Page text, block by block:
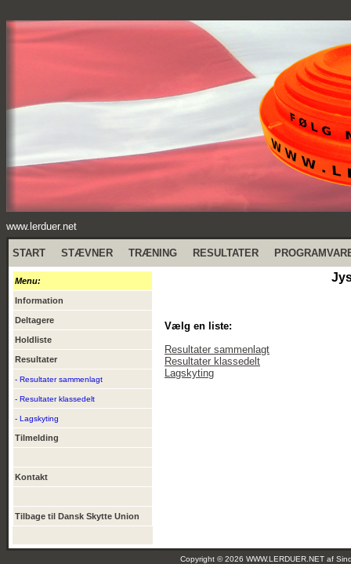
www.lerduer.net
START STÆVNER TRÆNING RESULTATER
Menu:
Information
Deltagere
Holdliste
Resultater
- Resultater sammenlagt
- Resultater klassedelt
- Lagskyting
Tilmelding
Kontakt
Tilbage til Dansk Skytte Union
Vælg en liste:
Resultater sammenlagt
Resultater klassedelt
Lagskyting
Copyright © 2026 WWW.LERDUER.NET af